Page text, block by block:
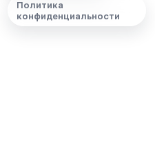
Политика
конфиденциальности